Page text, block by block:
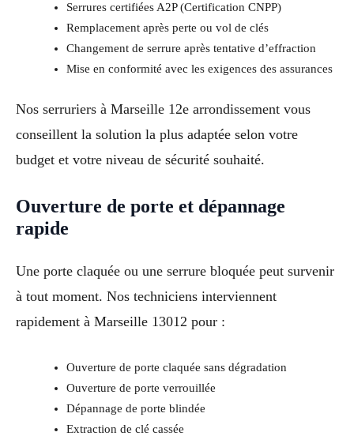
Serrures certifiées A2P (Certification CNPP)
Remplacement après perte ou vol de clés
Changement de serrure après tentative d’effraction
Mise en conformité avec les exigences des assurances
Nos serruriers à Marseille 12e arrondissement vous
conseillent la solution la plus adaptée selon votre
budget et votre niveau de sécurité souhaité.
Ouverture de porte et dépannage
rapide
Une porte claquée ou une serrure bloquée peut survenir
à tout moment. Nos techniciens interviennent
rapidement à Marseille 13012 pour :
Ouverture de porte claquée sans dégradation
Ouverture de porte verrouillée
Dépannage de porte blindée
Extraction de clé cassée